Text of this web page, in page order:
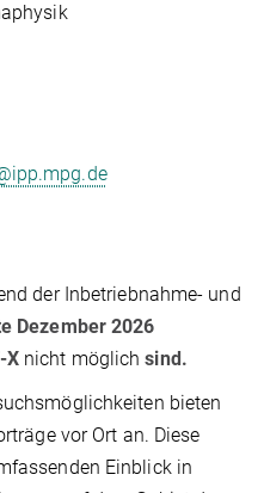
der Inbetriebnahme- und
Dezember 2026
X nicht möglich sind.
bieten
vor Ort an. Diese
Einblick in